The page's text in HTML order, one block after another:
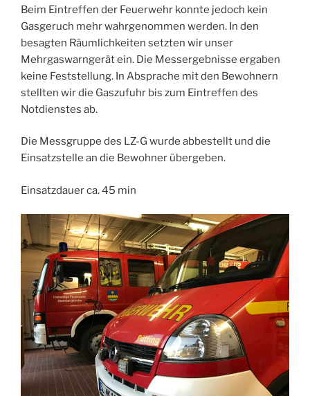
Beim Eintreffen der Feuerwehr konnte jedoch kein
Gasgeruch mehr wahrgenommen werden. In den
besagten Räumlichkeiten setzten wir unser
Mehrgaswarngerät ein. Die Messergebnisse ergaben
keine Feststellung. In Absprache mit den Bewohnern
stellten wir die Gaszufuhr bis zum Eintreffen des
Notdienstes ab.
Die Messgruppe des LZ-G wurde abbestellt und die
Einsatzstelle an die Bewohner übergeben.
Einsatzdauer ca. 45 min